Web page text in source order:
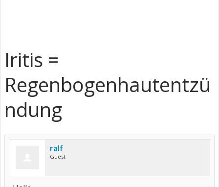
Iritis =
Regenbogenhautentzü
ndung
ralf
Guest